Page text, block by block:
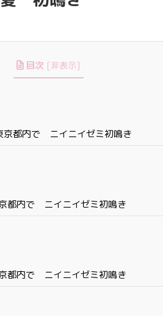
目次 [非表示]
都内で ニイニイゼミ初鳴き
都内で ニイニイゼミ初鳴き
都内で ニイニイゼミ初鳴き